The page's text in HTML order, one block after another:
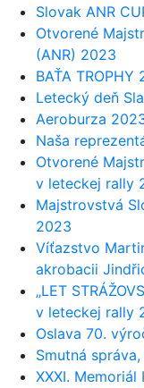
Slovak ANR
Otvorené
(ANR) 2023
BAŤA TROPHY
Letecký deň
Aeroburza
Naša
Otvorené
v leteckej rally
Majstrovstvá
2023
Víťazstvo
akrobacii
„LET
v leteckej rally
Oslava 70.
Smutná
XXXI.